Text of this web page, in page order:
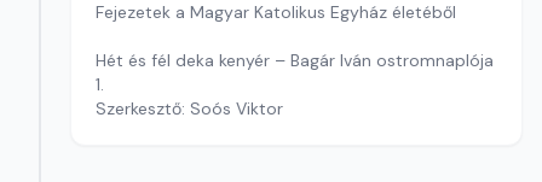
Fejezetek a Magyar Katolikus Egyház életéből
Hét és fél deka kenyér – Bagár Iván ostromnaplója
1.
Szerkesztő: Soós Viktor